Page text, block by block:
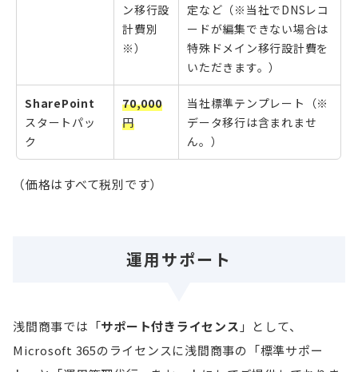
ン移行設
計費別
※）
定など（※当社でDNSレコ
ードが編集できない場合は
特殊ドメイン移行設計費を
いただきます。）
SharePoint
スタートパッ
ク
70,000
円
当社標準テンプレート（※
データ移行は含まれませ
ん。）
（価格はすべて税別です）
運用サポート
浅間商事では「サポート付きライセンス 」として、
Microsoft 365のライセンスに浅間商事の「標準サポー